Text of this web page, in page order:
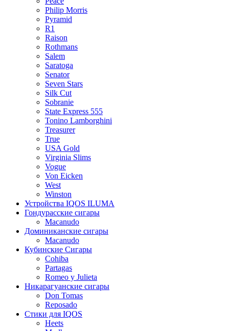
Philip Morris
Pyramid
R1
Raison
Rothmans
Salem
Saratoga
Senator
Seven Stars
Silk Cut
Sobranie
State Express 555
Tonino Lamborghini
Treasurer
True
USA Gold
Virginia Slims
Vogue
Von Eicken
West
Winston
Устройства IQOS ILUMA
Гондурасские сигары
Macanudo
Доминиканские сигары
Macanudo
Кубинские Сигары
Cohiba
Partagas
Romeo y Julieta
Никарагуанские сигары
Don Tomas
Reposado
Стики для IQOS
Heets